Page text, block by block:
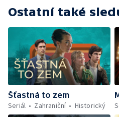
Ostatní také
Šťastná to zem
Seriál
Zahraniční Historický